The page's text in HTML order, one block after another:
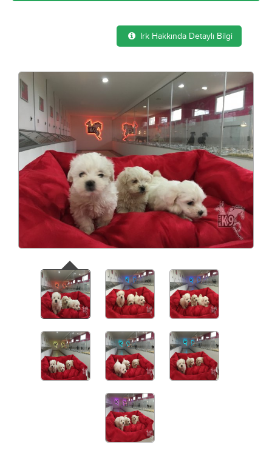
Satılık Maltese TerrierIrk Hakkında Detaylı Bilgi